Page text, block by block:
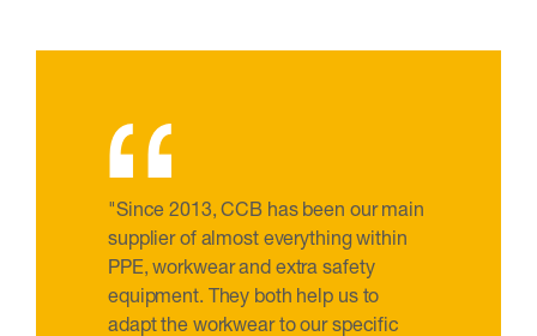
“
"Since 2013, CCB has been our main
supplier of almost everything within
PPE, workwear and extra safety
equipment. They both help us to
adapt the workwear to our specific